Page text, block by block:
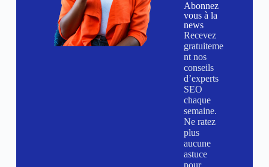
Abonnez
vous à la
news
Recevez
gratuiteme
nt nos
conseils
d’experts
SEO
chaque
semaine.
Ne ratez
plus
aucune
astuce